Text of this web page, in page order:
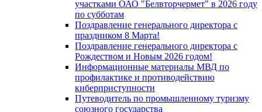
участками ОАО "Белвторчермет" в 2026 году
по субботам
Поздравление генерального директора с
праздником 8 Марта!
Поздравление генерального директора с
Рождеством и Новым 2026 годом!
Информационные материалы МВД по
профилактике и противодействию
киберприступности
Путеводитель по промышленному туризму
союзного государства